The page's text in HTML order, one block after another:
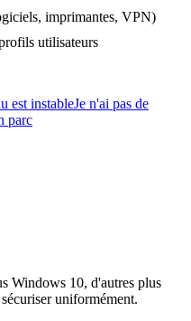
imprimantes, VPN)
utilisateurs
est instableJe n'ai pas de
parc
Windows 10, d'autres plus
uniformément.